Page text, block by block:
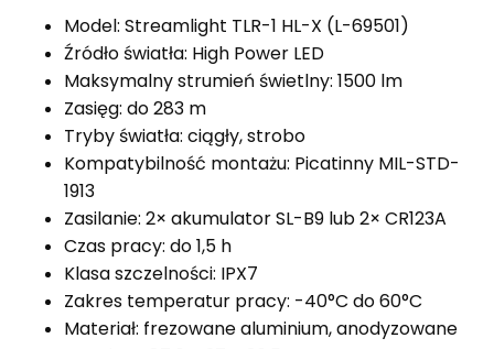
Model: Streamlight TLR-1 HL-X (L-69501)
Źródło światła: High Power LED
Maksymalny strumień świetlny: 1500 lm
Zasięg: do 283 m
Tryby światła: ciągły, strobo
Kompatybilność montażu: Picatinny MIL-STD-
1913
Zasilanie: 2× akumulator SL-B9 lub 2× CR123A
Czas pracy: do 1,5 h
Klasa szczelności: IPX7
Zakres temperatur pracy: -40°C do 60°C
Materiał: frezowane aluminium, anodyzowane